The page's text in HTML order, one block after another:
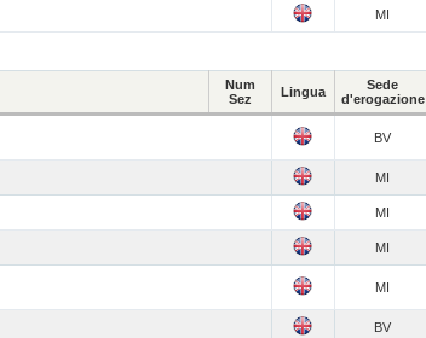
MI
Num
Sez
Lingua
Sede
d'erogazione
BV
MI
MI
MI
MI
BV